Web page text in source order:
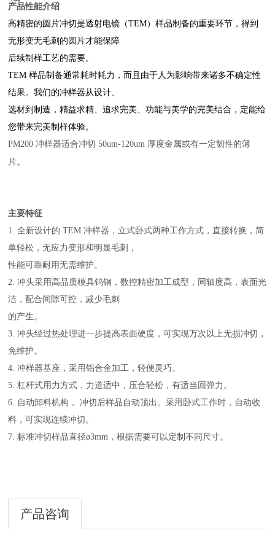
产品性能介绍
高精密的圆片冲切是透射电镜（TEM）样品制备的重要环节，得到
无形变无毛刺的圆片才能保障
后续制样工艺的需要。
TEM 样品制备通常耗时耗力，而且由于人为影响带来诸多不确定性
结果。我们的冲样器从设计、
选材到制造，精益求精、追求完美、功能与美学的完美结合，定能给
您带来完美制样体验。
PM200 冲样器适合冲切 50um-120um 厚度金属或有一定韧性的薄
片。
主要特征
1. 全新设计的 TEM 冲样器，立式卧式两种工作方式，直接转换，简
单轻松，无应力变形和明显毛刺，
性能可靠耐用无需维护。
2. 冲头采用高品质模具钨钢，数控精密加工成型，同轴度高，表面光
洁，配合间隙可控，减少毛刺
的产生。
3. 冲头经过热处理进一步提高表面硬度，可实现万次以上无损冲切，
免维护。
4. 冲样器基座，采用铝合金加工，轻便灵巧。
5. 杠杆式用力方式，力道适中，压合轻松，有适当回弹力。
6. 自动卸料机构， 冲切后样品自动顶出。采用卧式工作时，自动收
料，可实现连续冲切。
7. 标准冲切样品直径ø3mm，根据需要可以定制不同尺寸。
产品咨询